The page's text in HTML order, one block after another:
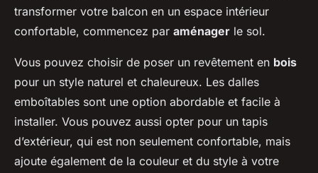
transformer votre balcon en un espace intérieur
confortable, commencez par aménager le sol.
Vous pouvez choisir de poser un revêtement en bois
pour un style naturel et chaleureux. Les dalles
emboîtables sont une option abordable et facile à
installer. Vous pouvez aussi opter pour un tapis
d’extérieur, qui est non seulement confortable, mais
ajoute également de la couleur et du style à votre